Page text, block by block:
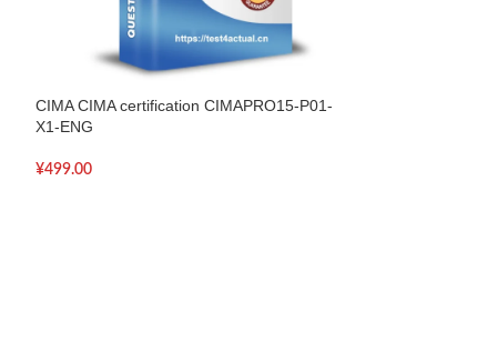
CIMA CIMA certification CIMAPRO15-P01-
X1-ENG
¥499.00